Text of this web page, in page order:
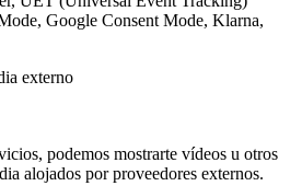
Google Consent Mode, Klarna,
externo
podemos mostrarte vídeos u otros
alojados por proveedores externos.